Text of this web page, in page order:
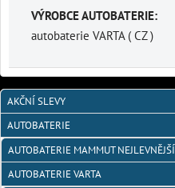
VÝROBCE AUTOBATERIE:
autobaterie VARTA ( CZ )
AKČNÍ SLEVY
AUTOBATERIE
AUTOBATERIE MAMMUT NEJLEVNĚJŠÍ
AUTOBATERIE VARTA